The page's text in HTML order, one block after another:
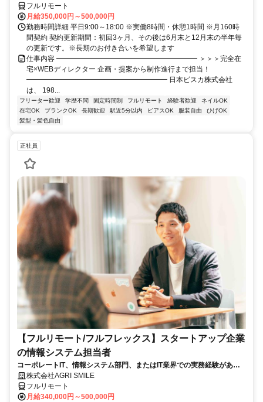
フルリモート
月給350,000円～500,000円
勤務時間詳細 平日9:00～18:00 ※実働8時間・休憩1時間 ※月160時
間契約 契約更新期間：初回3ヶ月、その後は6月末と12月末の半年毎
の更新です。※長期のお付き合いを希望します
仕事内容 ━━━━━━━━━━━━━━━━━━━━ ＞＞＞完全在
宅×WEBディレクター 企画・提案から制作進行まで担当！
━━━━━━━━━━━━━━━━━━━━ 日本ビスカ株式会社
は、 198...
フリーター歓迎 学歴不問 固定時間制 フルリモート 経験者歓迎
ネイルOK
在宅OK
ブランクOK 長期歓迎 駅近5分以内 ピアスOK 服装自由
ひげOK
髪型・髪色自由
正社員
【フルリモート/フルフレックス】スタートアップ企業
の情報システム担当者
コーポレートIT、情報システム部門、またはIT業界での実務経験がある
方、大歓迎！
株式会社AGRI SMILE
フルリモート
月給340,000円～500,000円